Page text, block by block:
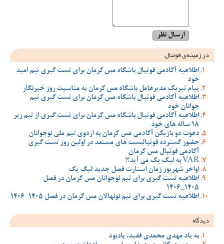
در زمینه‌ی فوتبال
اطلاعیه آکادمی فوتبال باشگاه مس کرمان برای تست گیری تیم امید
خود
پیام تبریک مدیرعامل باشگاه مس کرمان به مناسبت روز خبرنگار
اطلاعیه آکادمی فوتبال باشگاه مس کرمان برای تست گیری تیم
جوانان خود
اطلاعیه آکادمی فوتبال باشگاه مس کرمان برای تست گیری از تیم زیر
18 ساله های خود
دعوت دو بازیکن آکادمی مس کرمان به اردوی تیم ملی نوجوانان
حضور گسترده فوتبالیست های مستعد در اولین روز تست گیری
آکادمی فوتبال مس کرمان
VAR به لیگ یک می آید؟!
اواخر شهریور زمان استارت فصل جدید لیگ یک
اطلاعیه تست گیری برای تیم نوجوانان مس کرمان در فصل
1405_1406
اطلاعیه تست گیری برای تیم نونهالان مس کرمان در فصل 1405-1406
دیدگاه
به یاد مهدی محمدی فقید، یادبود